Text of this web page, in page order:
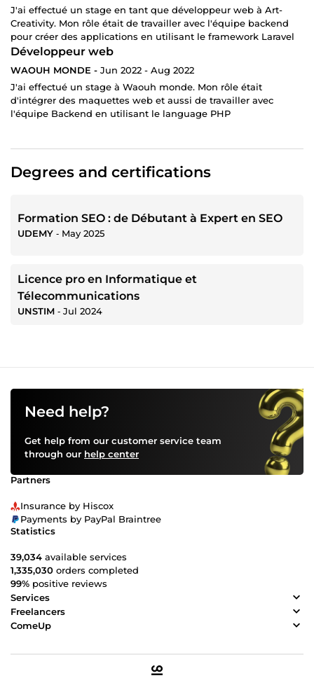
J'ai effectué un stage en tant que développeur web à Art-
Creativity. Mon rôle était de travailler avec l'équipe backend
pour créer des applications en utilisant le framework Laravel
Développeur web
WAOUH MONDE - Jun 2022 - Aug 2022
J'ai effectué un stage à Waouh monde. Mon rôle était
d'intégrer des maquettes web et aussi de travailler avec
l'équipe Backend en utilisant le language PHP
Degrees and certifications
Formation SEO : de Débutant à Expert en SEO
UDEMY ‐ May 2025
Licence pro en Informatique et
Télecommunications
UNSTIM ‐ Jul 2024
Need help?
Get help from our customer service team
through our help center
Partners
Insurance by Hiscox
Payments by PayPal Braintree
Statistics
39,034 available services
1,335,030 orders completed
99% positive reviews
Services
Freelancers
ComeUp